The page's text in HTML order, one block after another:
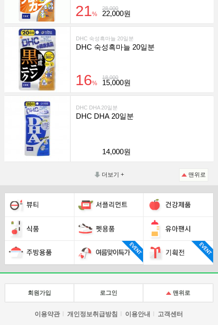
28,000
21% 22,000원
DHC 숙성흑마늘 20일분
DHC 숙성흑마늘 20일분
18,000
16% 15,000원
DHC DHA 20일분
DHC DHA 20일분
14,000원
더보기 + 맨위로
회원가입 로그인 맨위로
이용약관 개인정보취급방침 이용안내 고객센터